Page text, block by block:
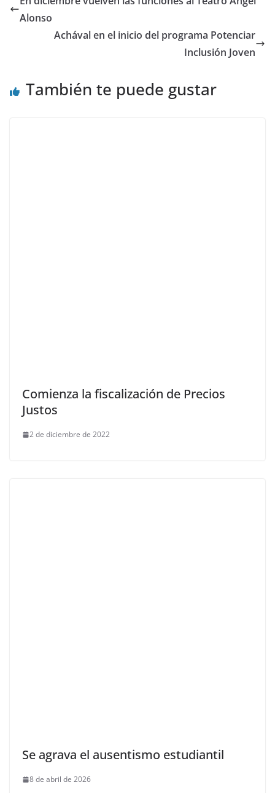
Alonso
Achával en el inicio del programa Potenciar
Inclusión Joven
También te puede gustar
Comienza la fiscalización de Precios
Justos
2 de diciembre de 2022
Se agrava el ausentismo estudiantil
8 de abril de 2026